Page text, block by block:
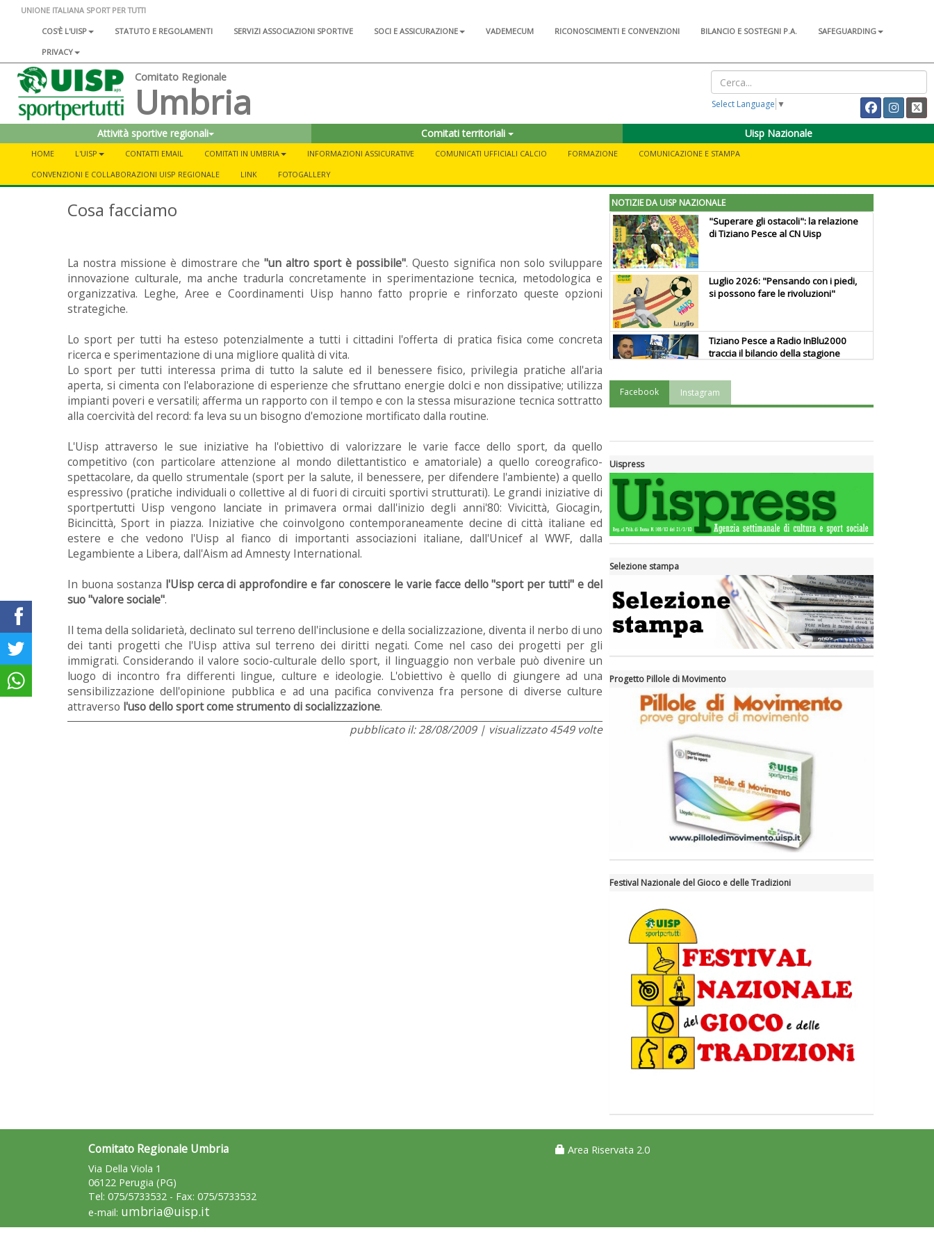
UNIONE ITALIANA SPORT PER TUTTI
COS'È L'UISP
STATUTO E REGOLAMENTI SERVIZI ASSOCIAZIONI SPORTIVE SOCI E ASSICURAZIONE VADEMECUM RICONOSCIMENTI E CONVENZIONI BILANCIO E SOSTEGNI P.A.
SAFEGUARDING
PRIVACY
Comitato Regionale
Umbria Select Language ▼
Attività sportive regionali Comitati territoriali Uisp Nazionale
HOME L'UISP CONTATTI EMAIL COMITATI IN UMBRIA INFORMAZIONI ASSICURATIVE COMUNICATI UFFICIALI CALCIO FORMAZIONE
COMUNICAZIONE E STAMPA
CONVENZIONI E COLLABORAZIONI UISP REGIONALE
LINK FOTOGALLERY
Cosa facciamo
La nostra missione è dimostrare che "un altro sport è possibile". Questo significa non solo sviluppare
innovazione culturale, ma anche tradurla concretamente in sperimentazione tecnica, metodologica e
organizzativa. Leghe, Aree e Coordinamenti Uisp hanno fatto proprie e rinforzato queste opzioni
strategiche.
Lo sport per tutti ha esteso potenzialmente a tutti i cittadini l'offerta di pratica fisica come concreta
ricerca e sperimentazione di una migliore qualità di vita.
Lo sport per tutti interessa prima di tutto la salute ed il benessere fisico, privilegia pratiche all'aria
aperta, si cimenta con l'elaborazione di esperienze che sfruttano energie dolci e non dissipative; utilizza
impianti poveri e versatili; afferma un rapporto con il tempo e con la stessa misurazione tecnica sottratto
alla coercività del record: fa leva su un bisogno d'emozione mortificato dalla routine.
L'Uisp attraverso le sue iniziative ha l'obiettivo di valorizzare le varie facce dello sport, da quello
competitivo (con particolare attenzione al mondo dilettantistico e amatoriale) a quello coreografico-
spettacolare, da quello strumentale (sport per la salute, il benessere, per difendere l'ambiente) a quello
espressivo (pratiche individuali o collettive al di fuori di circuiti sportivi strutturati). Le grandi iniziative di
sportpertutti Uisp vengono lanciate in primavera ormai dall'inizio degli anni'80: Vivicittà, Giocagin,
Bicincittà, Sport in piazza. Iniziative che coinvolgono contemporaneamente decine di città italiane ed
estere e che vedono l'Uisp al fianco di importanti associazioni italiane, dall'Unicef al WWF, dalla
Legambiente a Libera, dall'Aism ad Amnesty International.
In buona sostanza l'Uisp cerca di approfondire e far conoscere le varie facce dello "sport per tutti" e del
suo "valore sociale".
Il tema della solidarietà, declinato sul terreno dell'inclusione e della socializzazione, diventa il nerbo di uno
dei tanti progetti che l'Uisp attiva sul terreno dei diritti negati. Come nel caso dei progetti per gli
immigrati. Considerando il valore socio-culturale dello sport, il linguaggio non verbale può divenire un
luogo di incontro fra differenti lingue, culture e ideologie. L'obiettivo è quello di giungere ad una
sensibilizzazione dell'opinione pubblica e ad una pacifica convivenza fra persone di diverse culture
attraverso l'uso dello sport come strumento di socializzazione.
pubblicato il: 28/08/2009 | visualizzato 4549 volte
NOTIZIE DA UISP NAZIONALE
"Superare gli ostacoli": la relazione
di Tiziano Pesce al CN Uisp
Luglio 2026: "Pensando con i piedi,
si possono fare le rivoluzioni"
Tiziano Pesce a Radio InBlu2000
traccia il bilancio della stagione
prosegue anche in estate
Tiziano Pesce nel Cda di
Fondazione Terzjus: prima riunione
a Roma
Facebook Instagram
Uispress
Selezione stampa
Progetto Pillole di Movimento
Festival Nazionale del Gioco e delle Tradizioni
Comitato Regionale Umbria
Via Della Viola 1
06122 Perugia (PG)
Tel: 075/5733532 - Fax: 075/5733532
e-mail: umbria@uisp.it
Area Riservata 2.0